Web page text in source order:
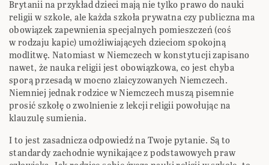
Brytanii na przykład dzieci mają nie tylko prawo do nauki
religii w szkole, ale każda szkoła prywatna czy publiczna ma
obowiązek zapewnienia specjalnych pomieszczeń (coś
w rodzaju kapic) umożliwiających dzieciom spokojną
modlitwę. Natomiast w Niemczech w konstytucji zapisano
nawet, że nauka religii jest obowiązkowa, co jest chyba
sporą przesadą w mocno zlaicyzowanych Niemczech.
Niemniej jednak rodzice w Niemczech muszą pisemnie
prosić szkołę o zwolnienie z lekcji religii powołując na
klauzulę sumienia.
I to jest zasadnicza odpowiedź na Twoje pytanie. Są to
standardy zachodnie wynikające z podstawowych praw